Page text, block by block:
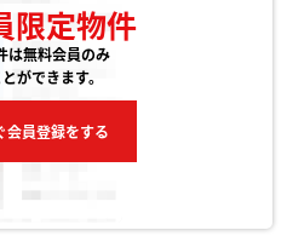
限定物件
は無料会員のみ
ができます。
会員登録をする